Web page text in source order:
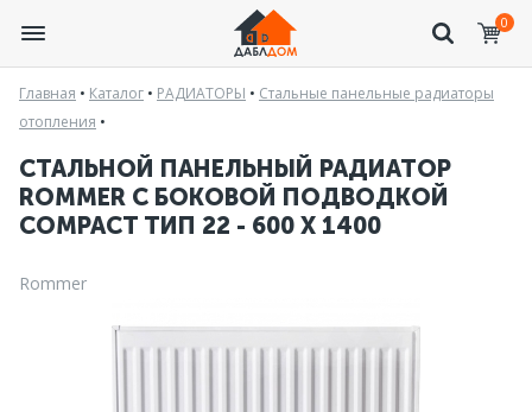
0
Главная • Каталог • РАДИАТОРЫ • Стальные панельные радиаторы
отопления •
СТАЛЬНОЙ ПАНЕЛЬНЫЙ РАДИАТОР
ROMMER С БОКОВОЙ ПОДВОДКОЙ
COMPACT ТИП 22 - 600 X 1400
Rommer